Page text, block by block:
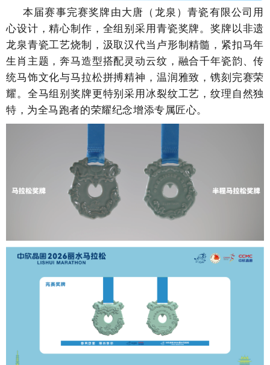
本届赛事完赛奖牌由大唐（龙泉）青瓷有限公司 用
心设计，精心制作 ，全组别采用青瓷奖牌。奖牌以非遗
龙泉青瓷工艺烧制，汲取汉代当卢形制精髓，紧扣马年
生肖主题，奔马造型搭配灵动云纹，融合千年瓷韵、传
统马饰文化与马拉松拼搏精神，温润雅致，镌刻完赛荣
耀。全马组别奖牌更特别采用冰裂纹工艺，纹理自然独
特，为全马跑者的荣耀纪念增添专属匠心。